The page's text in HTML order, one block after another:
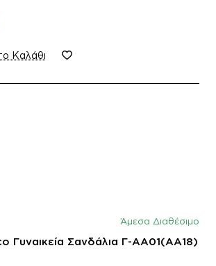
Καλάθι
Άμεσα Διαθέσιμο
Γυναικεία Σανδάλια Γ-AA01(AA18)